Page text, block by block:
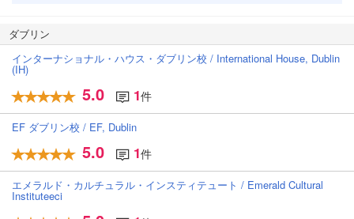
ダブリン
インターナショナル・ハウス・ダブリン校 / International House, Dublin
(IH)
5.0 1件
EF ダブリン校 / EF, Dublin
5.0 1件
エメラルド・カルチュラル・インスティテュート / Emerald Cultural
Instituteeci